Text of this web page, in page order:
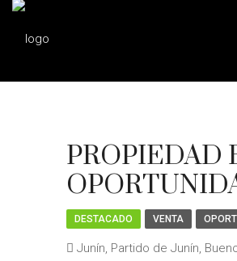
PROPIEDAD
DESTACADO VENTA
Junín, Partido de Junín,